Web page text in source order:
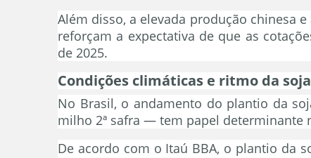
Além disso, a elevada produção chinesa
reforçam a expectativa de que as
de 2025.
Condições climáticas e ritmo da
No Brasil, o andamento do plantio da
milho 2ª safra — tem papel determinante
De acordo com o Itaú BBA, o plantio da